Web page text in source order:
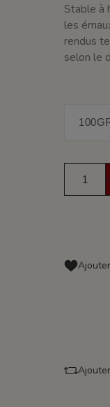
Stable à
les
rendus
selon le